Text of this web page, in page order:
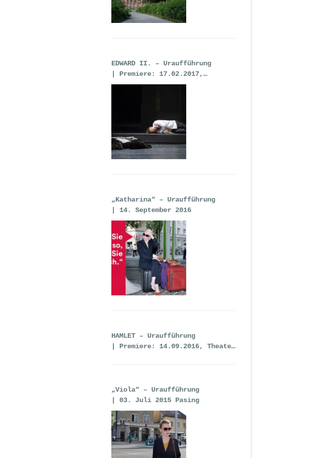
EDWARD II. – Uraufführung
| Premiere: 17.02.2017,
Deutsche Oper Berlin
„Katharina“ – Uraufführung
| 14. September 2016
HAMLET – Uraufführung
| Premiere: 14.09.2016, Theater
„Viola“ – Uraufführung
| 03. Juli 2015 Pasing